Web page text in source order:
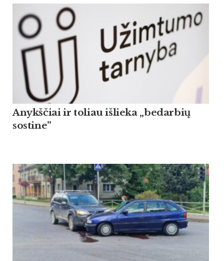
Anykščiai ir toliau išlieka „bedarbių
sostine”